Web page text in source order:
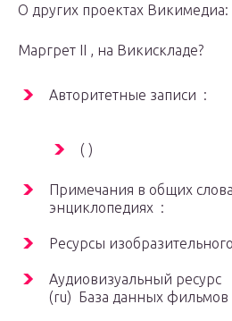
О других проектах Викимедиа:
Маргрет II , на Викискладе?
Авторитетные записи :
( )
Примечания в общих
энциклопедиях :
Ресурсы
Аудиовизуальный ресурс
(ru) База данных фильмов